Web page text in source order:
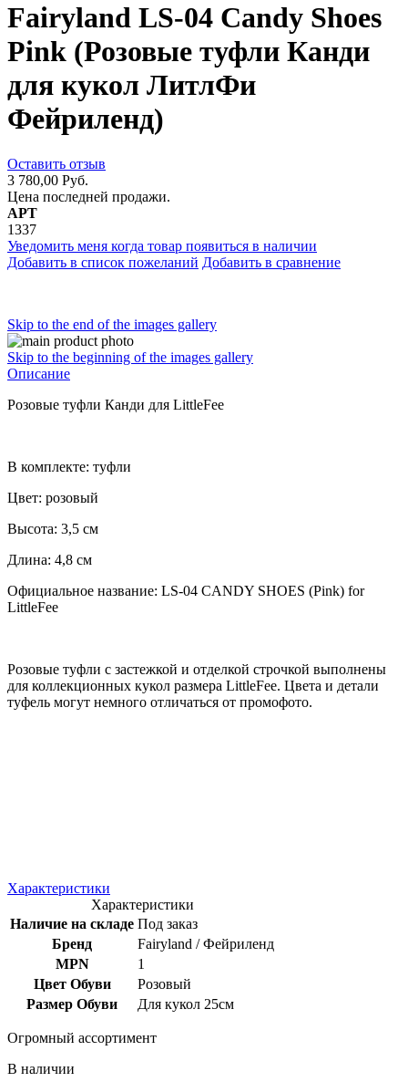
Fairyland LS-04 Candy Shoes
Pink (Розовые туфли Канди
для кукол ЛитлФи
Фейриленд)
Оставить отзыв
3 780,00 Руб.
Цена последней продажи.
АРТ
1337
Уведомить меня когда товар появиться в наличии
Добавить в список пожеланий Добавить в сравнение
Skip to the end of the images gallery
Skip to the beginning of the images gallery
Описание
Розовые туфли Канди для LittleFee
В комплекте: туфли
Цвет: розовый
Высота: 3,5 см
Длина: 4,8 см
Официальное название: LS-04 CANDY SHOES (Pink) for
LittleFee
Розовые туфли с застежкой и отделкой строчкой выполнены
для коллекционных кукол размера LittleFee. Цвета и детали
туфель могут немного отличаться от промофото.
Характеристики
Характеристики
Наличие на складе Под заказ
Бренд
Fairyland / Фейриленд
MPN
1
Цвет Обуви
Розовый
Размер Обуви
Для кукол 25см
Огромный ассортимент
В наличии